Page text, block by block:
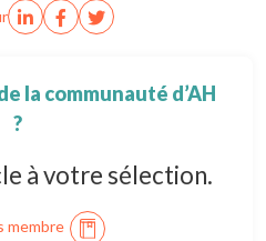
la communauté d’AH
?
à votre sélection.
membre